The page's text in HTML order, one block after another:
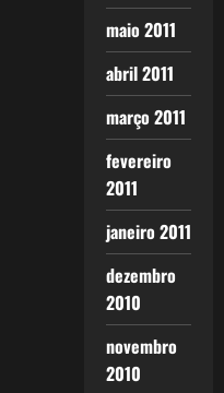
maio 2011
abril 2011
março 2011
fevereiro
2011
janeiro 2011
dezembro
2010
novembro
2010